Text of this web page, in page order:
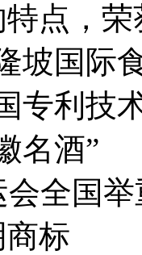
点，荣
国际
利技
酒”
全国举
标